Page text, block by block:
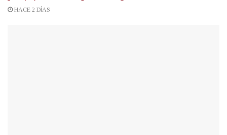
HACE 2 DÍAS